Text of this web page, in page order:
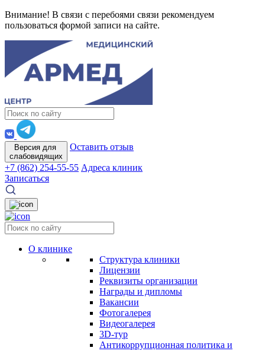
Внимание! В связи с перебоями связи рекомендуем
пользоваться формой записи на сайте.
Версия для
слабовидящих
Оставить отзыв
+7 (862) 254-55-55 Адреса клиник
Записаться
О клинике
Структура клиники
Лицензии
Реквизиты организации
Награды и дипломы
Вакансии
Фотогалерея
Видеогалерея
3D-тур
Антикоррупционная политика и